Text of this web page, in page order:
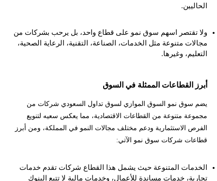
الحاليين.
ولا تقتصر اسهم سوق نمو على قطاع واحد، بل يرحب بشركات من
مجالات متنوعة مثل الخدمات، الصناعة، التقنية، الرعاية الصحية،
التعليم، وغيرها.
أبرز القطاعات الممثلة في السوق
يضم سوق نمو السوق الموازي لسوق تداول السعودي شركات من
مجموعة متنوعة من القطاعات الاقتصادية، مما يعكس سعيه لتنويع
الفرص الاستثمارية ودعم مختلف مجالات النمو في المملكة، ومن أبرز
قطاعات شركات سوق نمو الآتي:
الخدمات المتنوعة حيث يشمل هذا القطاع شركات تقدم خدمات
تجارية، خدمات مساندة للأعمال، وخدمات مالية لا تتبع البنوك